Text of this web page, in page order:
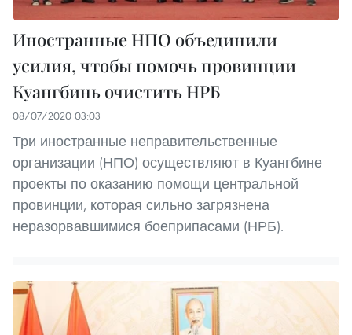
Иностранные НПО объединили
усилия, чтобы помочь провинции
Куангбинь очистить НРБ
08/07/2020 03:03
Три иностранные неправительственные
организации (НПО) осуществляют в Куангбине
проекты по оказанию помощи центральной
провинции, которая сильно загрязнена
неразорвавшимися боеприпасами (НРБ).